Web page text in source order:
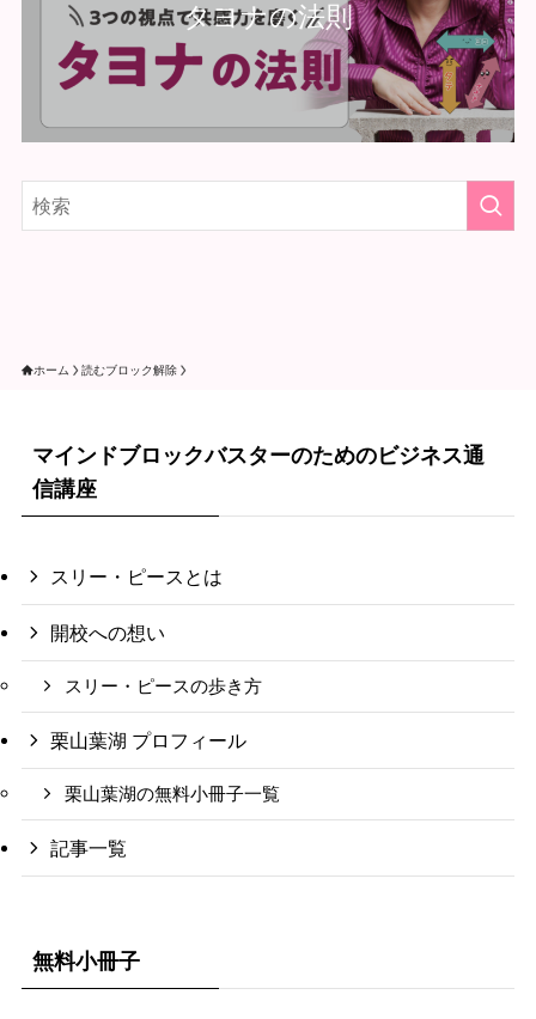
タヨナの法則
ホーム 読むブロック解除
マインドブロックバスターのためのビジネス通
信講座
スリー・ピースとは
開校への想い
スリー・ピースの歩き方
栗山葉湖 プロフィール
栗山葉湖の無料小冊子一覧
記事一覧
無料小冊子